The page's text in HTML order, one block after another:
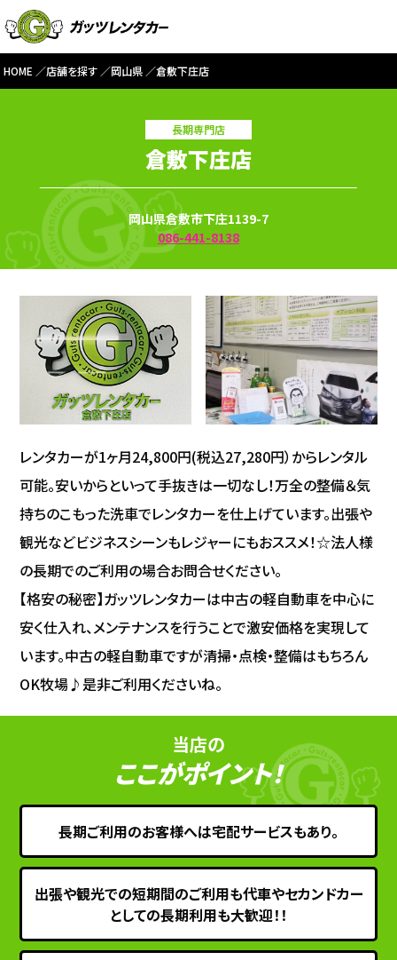
HOME 店舗を探す 岡山県 倉敷下庄店
倉敷下庄店
長期専門店
岡山県倉敷市下庄1139-7
086-441-8138
レンタカーが1ヶ月24,800円(税込27,280円）からレンタル
可能。安いからといって手抜きは一切なし！万全の整備＆気
持ちのこもった洗車でレンタカーを仕上げています。出張や
観光などビジネスシーンもレジャーにもおススメ！☆法人様
の長期でのご利用の場合お問合せください。
【格安の秘密】ガッツレンタカーは中古の軽自動車を中心に
安く仕入れ、メンテナンスを行うことで激安価格を実現して
います。中古の軽自動車ですが清掃・点検・整備はもちろん
OK牧場♪是非ご利用くださいね。
当店の
ここがポイント！
長期ご利用のお客様へは宅配サービスもあり。
出張や観光での短期間のご利用も代車やセカンドカー
としての長期利用も大歓迎！！